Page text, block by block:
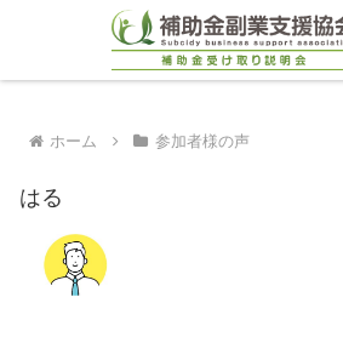
ホーム 参加者様の声
はる